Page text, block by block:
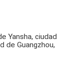
Yansha, ciudad
de Guangzhou,